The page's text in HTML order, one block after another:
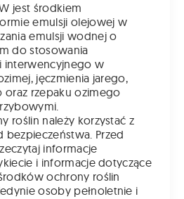
jest środkiem
emulsji olejowej w
emulsji wodnej o
do stosowania
interwencyjnego w
jęczmienia jarego,
oraz rzepaku ozimego
roślin należy korzystać z
bezpieczeństwa. Przed
informacje
i informacje dotyczące
ochrony roślin
osoby pełnoletnie i